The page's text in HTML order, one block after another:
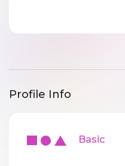
Profile Info
Basic